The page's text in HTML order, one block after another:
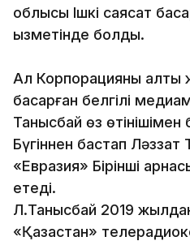
облысы Ішкі саясат
қызметінде болды.
Ал Корпорацияны алты
басқарған белгілі
Танысбай өз өтінішімен
Бүгіннен бастап Ләззат
«Евразия» Бірінші
етеді.
Л.Танысбай 2019 жылдан
«Қазақстан»